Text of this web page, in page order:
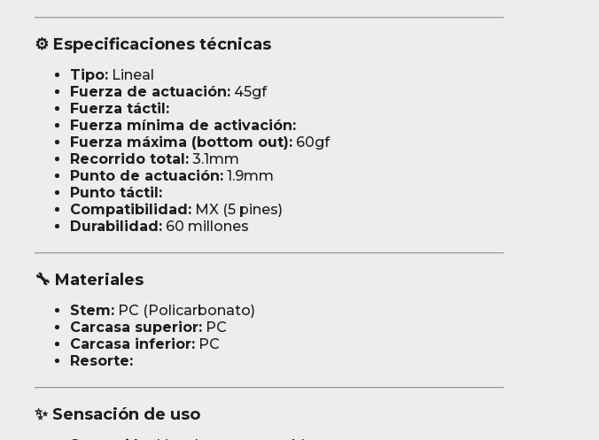
⚙️ Especificaciones técnicas
Tipo: Lineal
Fuerza de actuación: 45gf
Fuerza táctil:
Fuerza mínima de activación:
Fuerza máxima (bottom out): 60gf
Recorrido total: 3.1mm
Punto de actuación: 1.9mm
Punto táctil:
Compatibilidad: MX (5 pines)
Durabilidad: 60 millones
🔧 Materiales
Stem: PC (Policarbonato)
Carcasa superior: PC
Carcasa inferior: PC
Resorte:
✨ Sensación de uso